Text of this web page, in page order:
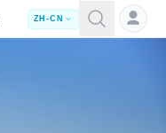
ZH-CN